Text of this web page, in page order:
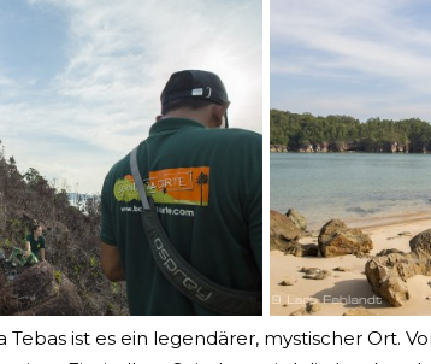
ist es ein legendärer, mystischer Ort.